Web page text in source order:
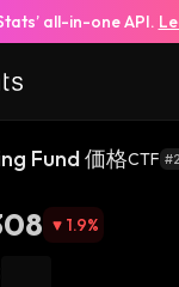
all-in-one API.
Fund 価格CTF
1.9%